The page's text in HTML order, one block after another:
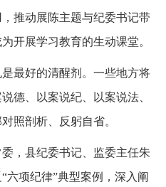
推动展陈主题与纪委书记带
开展学习教育的生动课堂。
最好的清醒剂。一些地方将
德、以案说纪、以案说法、
照剖析、反躬自省。
，县纪委书记、监委主任朱
六项纪律”典型案例，深入阐